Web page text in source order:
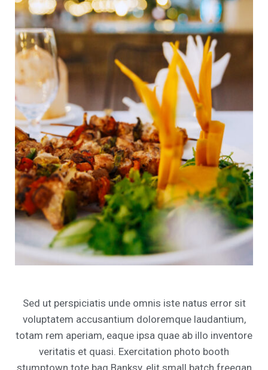
Sed ut perspiciatis unde omnis iste natus error sit
voluptatem accusantium doloremque laudantium,
totam rem aperiam, eaque ipsa quae ab illo inventore
veritatis et quasi. Exercitation photo booth